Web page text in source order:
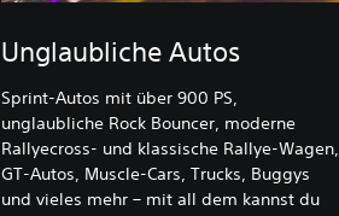
Unglaubliche Autos
Sprint-Autos mit über 900 PS,
unglaubliche Rock Bouncer, moderne
Rallyecross- und klassische Rallye-Wagen,
GT-Autos, Muscle-Cars, Trucks, Buggys
und vieles mehr – mit all dem kannst du